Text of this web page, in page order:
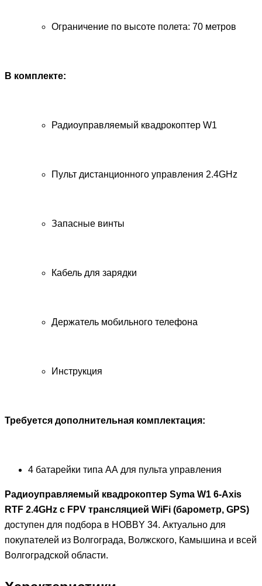
Ограничение по высоте полета: 70 метров
В комплекте:
Радиоуправляемый квадрокоптер W1
Пульт дистанционного управления 2.4GHz
Запасные винты
Кабель для зарядки
Держатель мобильного телефона
Инструкция
Требуется дополнительная комплектация:
4 батарейки типа АА для пульта управления
Радиоуправляемый квадрокоптер Syma W1 6-Axis
RTF 2.4GHz с FPV трансляцией WiFi (барометр, GPS)
доступен для подбора в HOBBY 34. Актуально для
покупателей из Волгограда, Волжского, Камышина и всей
Волгоградской области.